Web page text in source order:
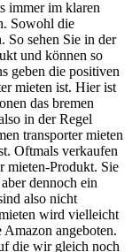
immer im klaren
Sowohl die
So sehen Sie in der
und können so
geben die positiven
mieten ist. Hier ist
das bremen
in der Regel
transporter mieten
Oftmals verkaufen
mieten-Produkt. Sie
dennoch ein
also nicht
wird vielleicht
angeboten.
die wir gleich noch